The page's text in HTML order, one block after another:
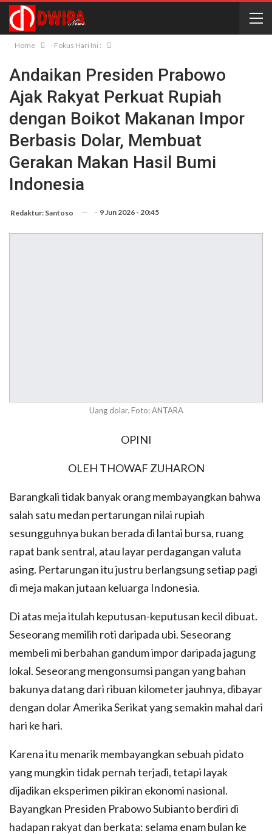
Home - Fokus Hari Ini :
Andaikan Presiden Prabowo
Ajak Rakyat Perkuat Rupiah
dengan Boikot Makanan Impor
Berbasis Dolar, Membuat
Gerakan Makan Hasil Bumi
Indonesia
Redaktur: Santoso - 9 Jun 2026 - 20:45
Uang dolar. Foto: ANTARA
OPINI
OLEH THOWAF ZUHARON
Barangkali tidak banyak orang membayangkan bahwa
salah satu medan pertarungan nilai rupiah
sesungguhnya bukan berada di lantai bursa, ruang
rapat bank sentral, atau layar perdagangan valuta
asing. Pertarungan itu justru berlangsung setiap pagi
di meja makan jutaan keluarga Indonesia.
Di atas meja itulah keputusan-keputusan kecil dibuat.
Seseorang memilih roti daripada ubi. Seseorang
membeli mi berbahan gandum impor daripada jagung
lokal. Seseorang mengonsumsi pangan yang bahan
bakunya datang dari ribuan kilometer jauhnya, dibayar
dengan dolar Amerika Serikat yang semakin mahal dari
hari ke hari.
Karena itu menarik membayangkan sebuah pidato
yang mungkin tidak pernah terjadi, tetapi layak
dijadikan eksperimen pikiran ekonomi nasional.
Bayangkan Presiden Prabowo Subianto berdiri di
hadapan rakyat dan berkata: selama enam bulan ke